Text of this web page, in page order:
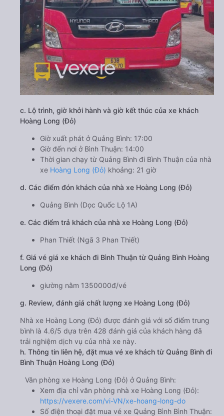
c. Lộ trình, giờ khởi hành và giờ kết thúc của xe khách
Hoàng Long (Đỏ)
Giờ xuất phát ở Quảng Bình: 17:00
Giờ đến nơi ở Bình Thuận: 14:00
Thời gian chạy từ Quảng Bình đi Bình Thuận của nhà
xe Hoàng Long (Đỏ) khoảng: 21 giờ
d. Các điểm đón khách của nhà xe Hoàng Long (Đỏ)
Quảng Bình (Dọc Quốc Lộ 1A)
e. Các điểm trả khách của nhà xe Hoàng Long (Đỏ)
Phan Thiết (Ngã 3 Phan Thiết)
f. Giá vé giá xe khách đi Bình Thuận từ Quảng Bình Hoàng
Long (Đỏ)
giường nằm 1350000đ/vé
g. Review, đánh giá chất lượng xe Hoàng Long (Đỏ)
Nhà xe Hoàng Long (Đỏ) được đánh giá với số điểm trung
bình là 4.6/5 dựa trên 428 đánh giá của khách hàng đã
trải nghiệm dịch vụ của nhà xe này.
h. Thông tin liên hệ, đặt mua vé xe khách từ Quảng Bình đi
Bình Thuận Hoàng Long (Đỏ)
Văn phòng xe Hoàng Long (Đỏ) ở Quảng Bình:
Xem địa chỉ văn phòng nhà xe Hoàng Long (Đỏ):
https://vexere.com/vi-VN/xe-hoang-long-do
Số điện thoại đặt mua vé xe Quảng Bình Bình Thuận: